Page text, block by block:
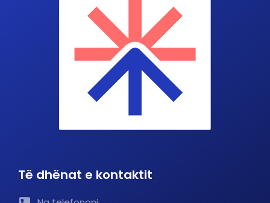
Të dhënat e kontaktit